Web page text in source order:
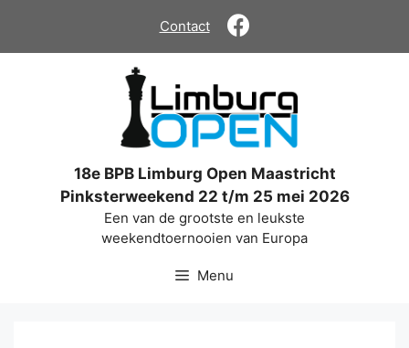
de
Contact
18e BPB Limburg Open Maastricht
Pinksterweekend 22 t/m 25 mei 2026
Een van de grootste en leukste
weekendtoernooien van Europa
Menu